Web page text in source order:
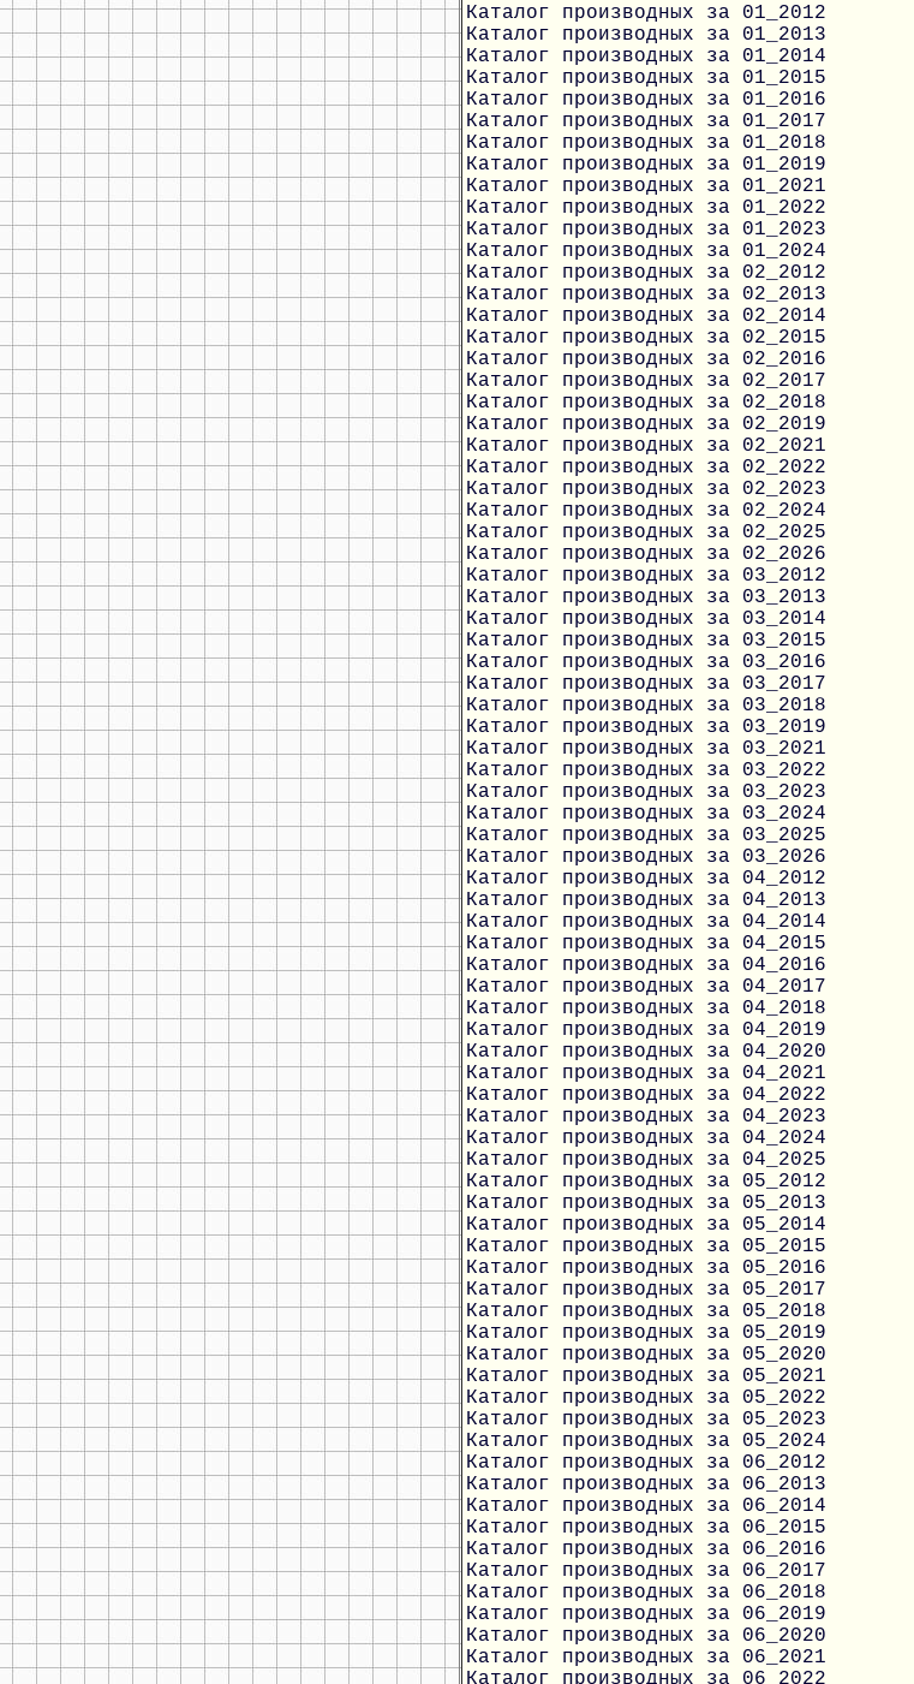
Каталог производных за 01_2012
Каталог производных за 01_2013
Каталог производных за 01_2014
Каталог производных за 01_2015
Каталог производных за 01_2016
Каталог производных за 01_2017
Каталог производных за 01_2018
Каталог производных за 01_2019
Каталог производных за 01_2021
Каталог производных за 01_2022
Каталог производных за 01_2023
Каталог производных за 01_2024
Каталог производных за 02_2012
Каталог производных за 02_2013
Каталог производных за 02_2014
Каталог производных за 02_2015
Каталог производных за 02_2016
Каталог производных за 02_2017
Каталог производных за 02_2018
Каталог производных за 02_2019
Каталог производных за 02_2021
Каталог производных за 02_2022
Каталог производных за 02_2023
Каталог производных за 02_2024
Каталог производных за 02_2025
Каталог производных за 02_2026
Каталог производных за 03_2012
Каталог производных за 03_2013
Каталог производных за 03_2014
Каталог производных за 03_2015
Каталог производных за 03_2016
Каталог производных за 03_2017
Каталог производных за 03_2018
Каталог производных за 03_2019
Каталог производных за 03_2021
Каталог производных за 03_2022
Каталог производных за 03_2023
Каталог производных за 03_2024
Каталог производных за 03_2025
Каталог производных за 03_2026
Каталог производных за 04_2012
Каталог производных за 04_2013
Каталог производных за 04_2014
Каталог производных за 04_2015
Каталог производных за 04_2016
Каталог производных за 04_2017
Каталог производных за 04_2018
Каталог производных за 04_2019
Каталог производных за 04_2020
Каталог производных за 04_2021
Каталог производных за 04_2022
Каталог производных за 04_2023
Каталог производных за 04_2024
Каталог производных за 04_2025
Каталог производных за 05_2012
Каталог производных за 05_2013
Каталог производных за 05_2014
Каталог производных за 05_2015
Каталог производных за 05_2016
Каталог производных за 05_2017
Каталог производных за 05_2018
Каталог производных за 05_2019
Каталог производных за 05_2020
Каталог производных за 05_2021
Каталог производных за 05_2022
Каталог производных за 05_2023
Каталог производных за 05_2024
Каталог производных за 06_2012
Каталог производных за 06_2013
Каталог производных за 06_2014
Каталог производных за 06_2015
Каталог производных за 06_2016
Каталог производных за 06_2017
Каталог производных за 06_2018
Каталог производных за 06_2019
Каталог производных за 06_2020
Каталог производных за 06_2021
Каталог производных за 06_2022